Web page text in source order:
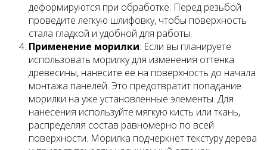
деформируются при обработке. Перед резьбой
проведите легкую шлифовку, чтобы поверхность
стала гладкой и удобной для работы.
Применение морилки: Если вы планируете
использовать морилку для изменения оттенка
древесины, нанесите ее на поверхность до начала
монтажа панелей. Это предотвратит попадание
морилки на уже установленные элементы. Для
нанесения используйте мягкую кисть или ткань,
распределяя состав равномерно по всей
поверхности. Морилка подчеркнет текстуру дерева